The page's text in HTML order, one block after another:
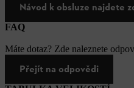
Návod k obsluze najdete
FAQ
Máte dotaz? Zde naleznete
Přejít na odpovědi